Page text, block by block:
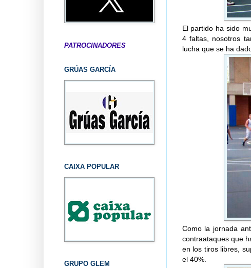
El partido ha sido
4 faltas, nosotros
lucha que se ha
Como la jornada
contraataques que
en los tiros libres,
el 40%.
PATROCINADORES
GRÚAS GARCÍA
CAIXA POPULAR
GRUPO GLEM